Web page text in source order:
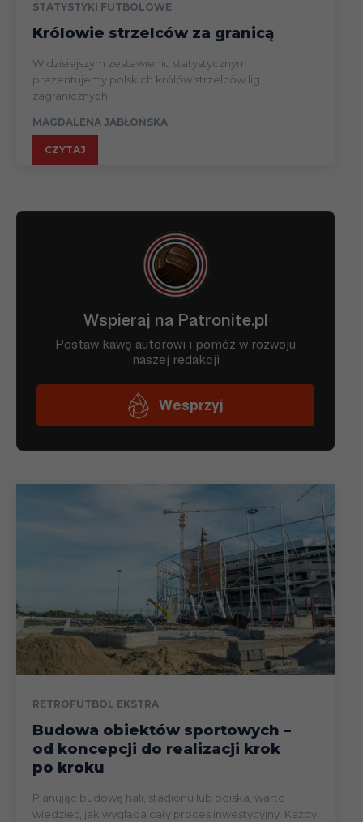
STATYSTYKI FUTBOLOWE
Królowie strzelców za granicą
W dzisiejszym zestawieniu statystycznym
prezentujemy polskich królów strzelców lig
zagranicznych.
MAGDALENA JABŁOŃSKA
CZYTAJ
RETROFUTBOL EKSTRA
Budowa obiektów sportowych –
od koncepcji do realizacji krok
po kroku
Planując budowę hali, stadionu lub boiska, warto
wiedzieć, jak wygląda cały proces inwestycyjny. Każdy